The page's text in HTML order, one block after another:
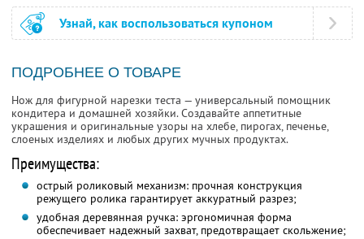
Узнай, как воспользоваться купоном
ПОДРОБНЕЕ О ТОВАРЕ
Нож для фигурной нарезки теста — универсальный помощник
кондитера и домашней хозяйки. Создавайте аппетитные
украшения и оригинальные узоры на хлебе, пирогах, печенье,
слоеных изделиях и любых других мучных продуктах.
Преимущества:
острый роликовый механизм: прочная конструкция
режущего ролика гарантирует аккуратный разрез;
удобная деревянная ручка: эргономичная форма
обеспечивает надежный захват, предотвращает скольжение;